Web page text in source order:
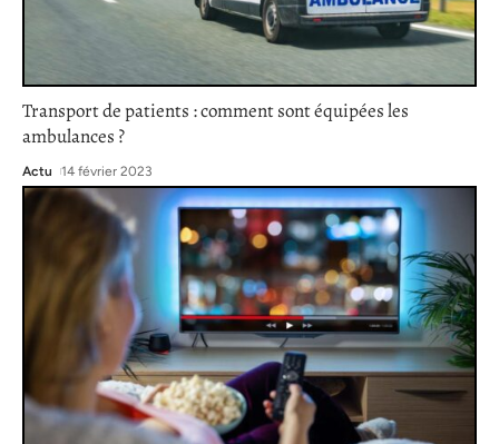
Transport de patients : comment sont équipées les
ambulances ?
Actu 14 février 2023